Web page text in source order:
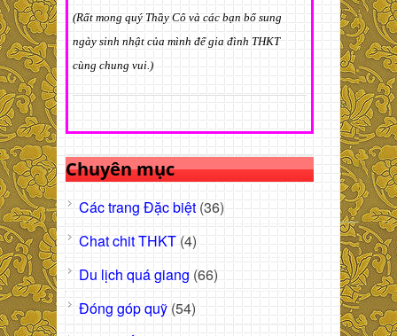
(Rất mong quý Thầy Cô và các bạn bổ sung
ngày sinh nhật của mình để gia đình THKT
cùng chung vui.)
Chuyên mục
Các trang Đặc biệt (36)
Chat chit THKT (4)
Du lịch quá giang (66)
Đóng góp quỹ (54)